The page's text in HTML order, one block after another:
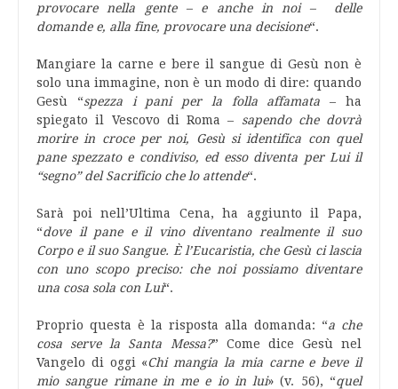
provocare nella gente – e anche in noi – delle
domande e, alla fine, provocare una decisione“.
Mangiare la carne e bere il sangue di Gesù non è
solo una immagine, non è un modo di dire: quando
Gesù “spezza i pani per la folla affamata – ha
spiegato il Vescovo di Roma – sapendo che dovrà
morire in croce per noi, Gesù si identifica con quel
pane spezzato e condiviso, ed esso diventa per Lui il
“segno” del Sacrificio che lo attende“.
Sarà poi nell’Ultima Cena, ha aggiunto il Papa,
“dove il pane e il vino diventano realmente il suo
Corpo e il suo Sangue. È l’Eucaristia, che Gesù ci lascia
con uno scopo preciso: che noi possiamo diventare
una cosa sola con Lui“.
Proprio questa è la risposta alla domanda: “a che
cosa serve la Santa Messa?” Come dice Gesù nel
Vangelo di oggi «Chi mangia la mia carne e beve il
mio sangue rimane in me e io in lui» (v. 56), “quel